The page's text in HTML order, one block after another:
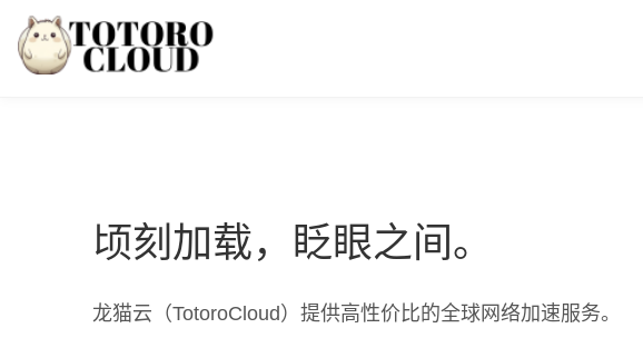
顷刻加载，眨眼之间。
龙猫云（TotoroCloud）提供高性价比的全球网络加速服务。